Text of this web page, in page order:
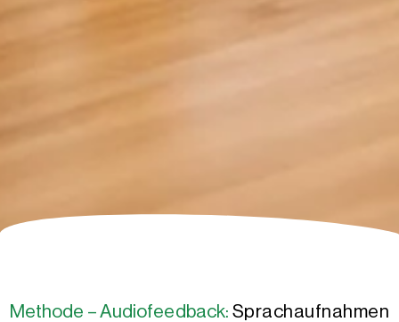
Methode – Audiofeedback: Sprachaufnahmen